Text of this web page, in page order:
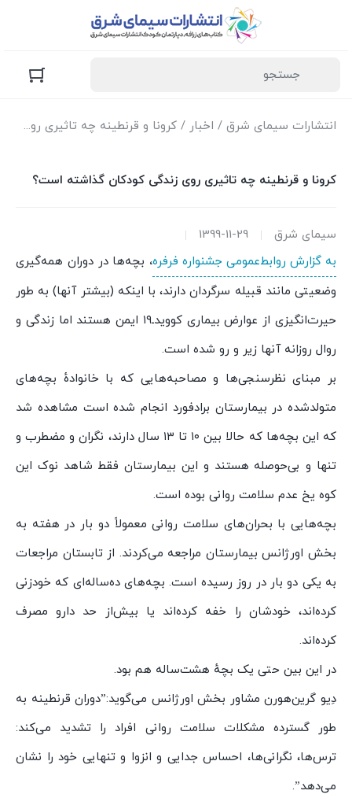
انتشارات سیمای شرق / اخبار / کرونا و قرنطینه چه تاثیری روی زندگی کودکان گذاشته است؟
کرونا و قرنطینه چه تاثیری روی زندگی کودکان گذاشته است؟
سیمای شرق
1399-11-29
به گزارش روابط‌عمومی جشنواره فرفره، بچه‌ها در دوران همه‌گیری
وضعیتی مانند قبیله سرگردان دارند، با اینکه (بیشتر آنها) به طور
حیرت‌انگیزی از عوارض بیماری کوویدـ۱۹ ایمن هستند اما زندگی و
روال روزانه آنها زیر و رو شده است.
بر مبنای نظر‌سنجی‌ها و مصاحبه‌هایی که با خانوادهٔ بچه‌های
متولد‌شده در بیمارستان برادفورد انجام شده است مشاهده شد
که این بچه‌ها که حالا بین ۱۰ تا ۱۳ سال دارند، نگران و مضطرب و
تنها و بی‌حوصله هستند و این بیمارستان فقط شاهد نوک این
کوه یخ عدم سلامت روانی بوده است.
بچه‌هایی با بحران‌های سلامت روانی معمولاً دو بار در هفته به
بخش اورژانس بیمارستان مراجعه می‌کردند. از تابستان مراجعات
به یکی دو بار در روز رسیده است. بچه‌های ده‌‌ساله‌ای که خودزنی
کرده‌اند، خودشان را خفه کرده‌اند یا بیش‌از حد دارو مصرف
کرده‌اند.
در این بین حتی یک بچهٔ هشت‌ساله هم بود.
دِیو گرین‌هورن مشاور بخش اورژانس می‌گوید:”دوران قرنطینه به
طور گسترده مشکلات سلامت روانی افراد را تشدید می‌کند:
ترس‌ها، نگرانی‌ها، احساس جدایی و انزوا و تنهایی خود را نشان
می‌دهد”.